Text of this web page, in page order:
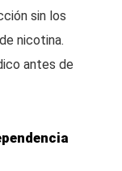
sin los
nicotina.
antes de